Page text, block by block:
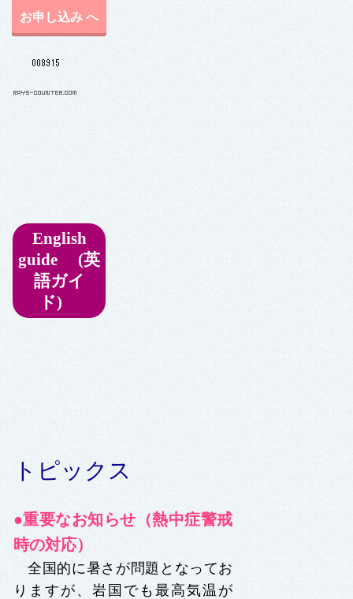
お申し込み へ
English
guide (英
語ガイ
ド)
トピックス
●重要なお知らせ（熱中症警戒
時の対応）
全国的に暑さが問題となってお
りますが、岩国でも最高気温が